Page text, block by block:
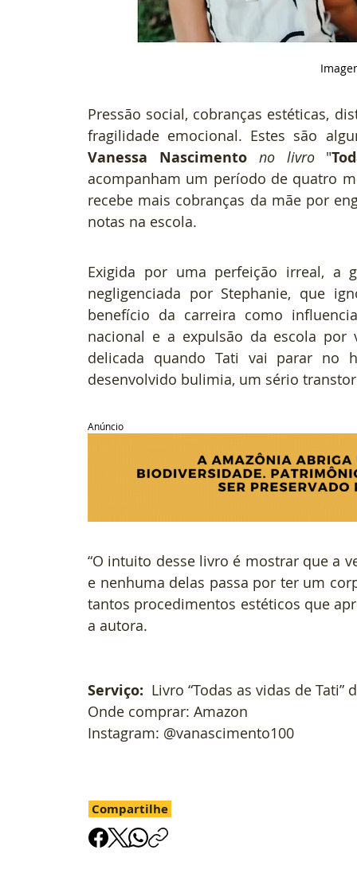
Pressão social, cobranças estéticas,
Vanessa Nascimento no livro "
acompanham um período de quatro
recebe mais cobranças da mãe por
notas na escola.
Exigida por uma perfeição irreal, a
negligenciada por Stephanie, que
benefício da carreira como
nacional e a expulsão da escola por
delicada quando Tati vai parar no
desenvolvido bulimia, um sério
Anúncio
“O intuito desse livro é mostrar que a
e nenhuma delas passa por ter um
tantos procedimentos estéticos que
a autora.
Serviço: Livro “Todas as vidas de
Onde comprar: Amazon
Instagram: @vanascimento100
Compartilhe